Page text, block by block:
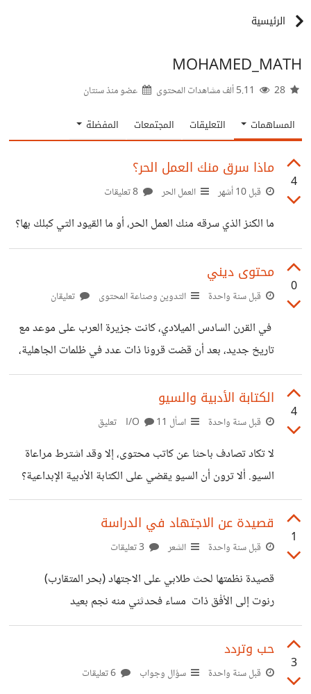
الرئيسية
MOHAMED_MATH
عضو منذسنتان
المساهمات التعليقات المجتمعات المفضلة
4
ماذا سرق منك العمل الحر؟
قبل 10 أشهر العمل الحر
ما الكنز الذي سرقه منك العمل الحر، أو ما القيود التي كبلك بها؟
0
محتوى ديني
قبل سنة واحدة التدوين وصناعة المحتوى تعليقان
في القرن السادس الميلادي، كانت جزيرة العرب على موعد مع
تاريخ جديد، بعد أن قضت قرونا ذات عدد في ظلمات الجاهلية،
وما كانت لتختلف عن جاراتها من الإمبراطوريات العظيمة، التي
اختزلت الحضارة في تشييد قصور الأكاسرة والقياصرة وذوي
السلطة والنفوذ، في حين استبد طواغيتها بالضعفاء من عامة
جزيرة العرب، فهي في أنظارها صحراء ممتدة، يستوطنها
قوم أميون من رعاة الإبل والغنم، تترامى إلى مسامعها أنباء من
غارات القبائل، وحروب شعواء تمتد سنوات بسبب
4
الكتابة الأدبية والسيو
قبل سنة واحدة اسأل I/O 11 تعليق
لا تكاد تصادف باحثا عن كاتب محتوى، إلا وقد اشترط مراعاة
السيو. ألا ترون أن السيو يقضي على الكتابة الأدبية الإبداعية؟
1
قصيدة عن الاجتهاد في الدراسة
قبل سنة واحدة الشعر
قصيد ة نظمتها لحث طلابي على الاجتهاد (بحر المتقارب)
رنوت إلى الأفْق ذات مساء فحدثني منه نجم بعيد
أسر إلي بنور لطيف حديثا فهمت به ما يريد تعلمت منه
تحدي الصعاب فصار طموحي كمثل الحديد وعدتك يا نجم
سوف ترى بأني سأمضي لدرب مجيد سأبذل جهدي لألقى النجاح
3
حب وتردد
قبل سنة واحدة سؤال وجواب